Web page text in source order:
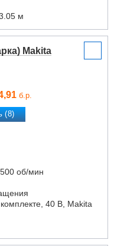
м
Makita
б.р.
(8)
об/мин
40 В, Makita